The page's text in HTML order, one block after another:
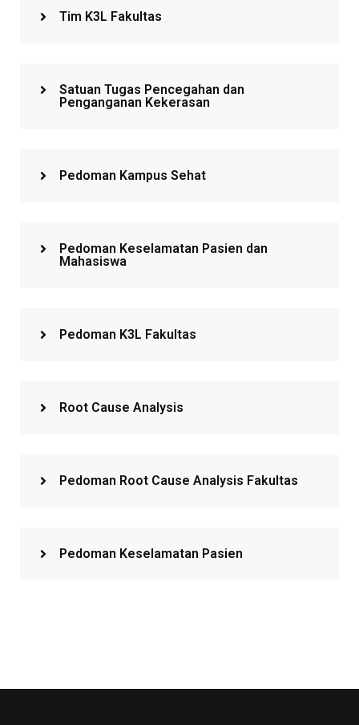
Tim K3L Fakultas
Satuan Tugas Pencegahan dan
Penganganan Kekerasan
Pedoman Kampus Sehat
Pedoman Keselamatan Pasien dan
Mahasiswa
Pedoman K3L Fakultas
Root Cause Analysis
Pedoman Root Cause Analysis Fakultas
Pedoman Keselamatan Pasien